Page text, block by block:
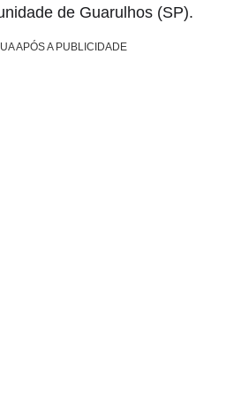
de Guarulhos (SP).
APÓS A PUBLICIDADE